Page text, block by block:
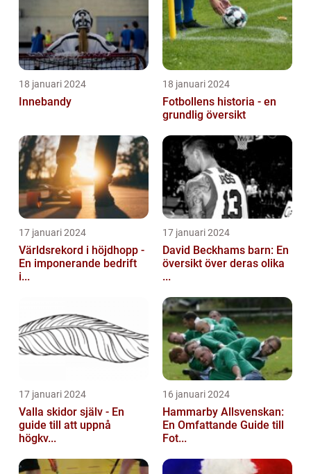
18 januari 2024
Innebandy
18 januari 2024
Fotbollens historia - en
grundlig översikt
17 januari 2024
Världsrekord i höjdhopp -
En imponerande bedrift
i...
17 januari 2024
David Beckhams barn: En
översikt över deras olika
...
17 januari 2024
Valla skidor själv - En
guide till att uppnå
högkv...
16 januari 2024
Hammarby Allsvenskan:
En Omfattande Guide till
Fot...